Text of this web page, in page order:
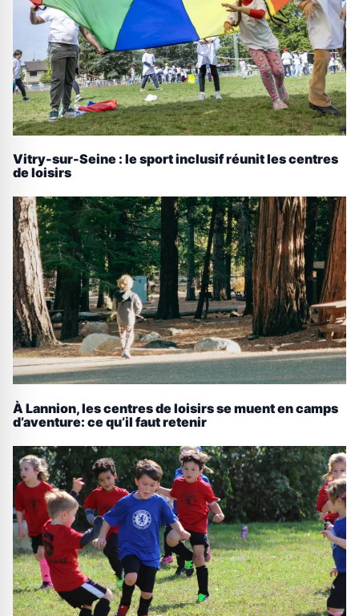
Vitry-sur-Seine : le sport inclusif réunit les centres
de loisirs
À Lannion, les centres de loisirs se muent en camps
d’aventure: ce qu’il faut retenir